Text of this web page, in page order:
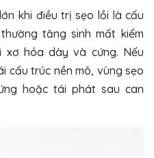
khi điều trị sẹo lồi là cấu
tăng sinh mất kiểm
hóa dày và cứng. Nếu
cấu trúc nền mô, vùng sẹo
hoặc tái phát sau can